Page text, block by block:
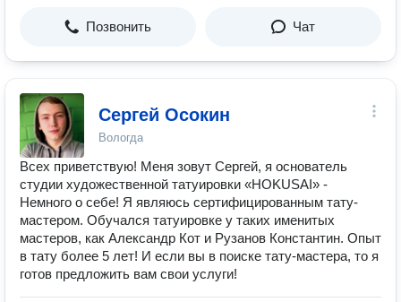
Позвонить Чат
Сергей Осокин
Вологда
Всех приветствую! Меня зовут Сергей, я основатель
студии художественной татуировки «HOKUSAI» -
Немного о себе! Я являюсь сертифицированным тату-
мастером. Обучался татуировке у таких именитых
мастеров, как Александр Кот и Рузанов Константин. Опыт
в тату более 5 лет! И если вы в поиске тату-мастера, то я
готов предложить вам свои услуги!